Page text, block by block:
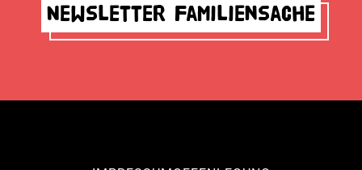
Newsletter Familiensache